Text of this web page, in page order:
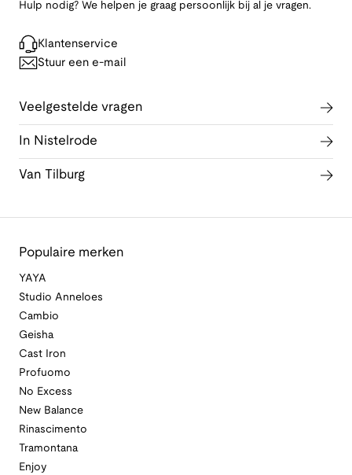
Hulp nodig? We helpen je graag persoonlijk bij al je vragen.
Klantenservice
Stuur een e-mail
Veelgestelde vragen
In Nistelrode
Van Tilburg
Populaire merken
YAYA
Studio Anneloes
Cambio
Geisha
Cast Iron
Profuomo
No Excess
New Balance
Rinascimento
Tramontana
Enjoy